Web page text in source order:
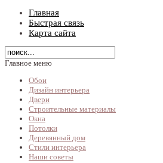
Главная
Быстрая связь
Карта сайта
Главное меню
Обои
Дизайн интерьера
Двери
Строительные материалы
Окна
Потолки
Деревянный дом
Стили интерьера
Наши советы